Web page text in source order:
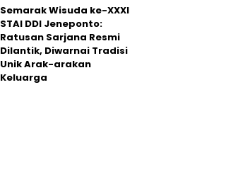
Semarak Wisuda ke-XXXI
STAI DDI Jeneponto:
Ratusan Sarjana Resmi
Dilantik, Diwarnai Tradisi
Unik Arak-arakan
Keluarga